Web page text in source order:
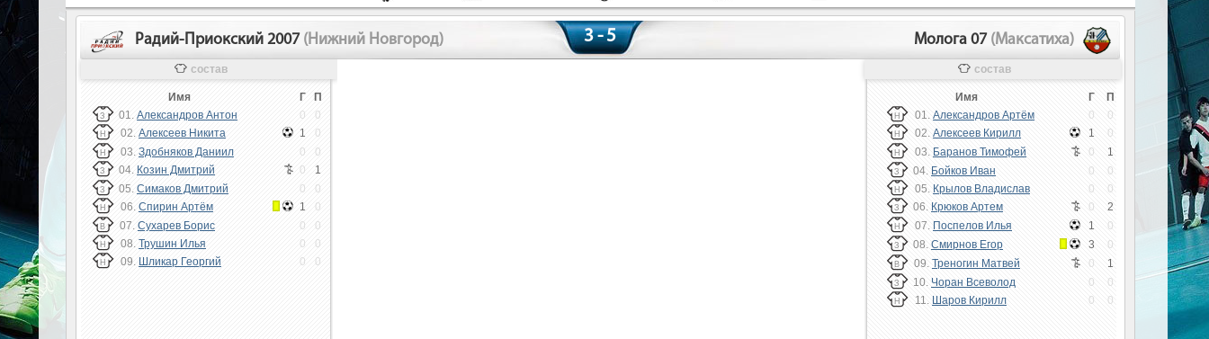
Радий-Приокский 2007 (Нижний Новгород) 3 - 5 Молога 07 (Максатиха)
состав
Имя Г П
З 01. Александров Антон 0 0
Н 02. Алексеев Никита 1 0
Н 03. Здобняков Даниил 0 0
З 04. Козин Дмитрий 0 1
З 05. Симаков Дмитрий 0 0
Н 06. Спирин Артём 1 0
В 07. Сухарев Борис 0 0
Н 08. Трушин Илья 0 0
Н 09. Шликар Георгий 0 0
состав
Имя Г П
Н 01. Александров Артём 0 0
Н 02. Алексеев Кирилл 1 0
Н 03. Баранов Тимофей 0 1
З 04. Бойков Иван 0 0
Н 05. Крылов Владислав 0 0
З 06. Крюков Артем 0 2
Н 07. Поспелов Илья 1 0
З 08. Смирнов Егор 3 0
В 09. Треногин Матвей 0 1
З 10. Чоран Всеволод 0 0
Н 11. Шаров Кирилл 0 0